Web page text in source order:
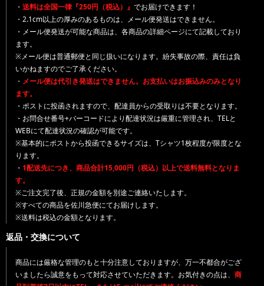
・ 送料は全国一律『250円（税込）』 でお届けできます！
・2.1cm以上の厚みのあるものは、メール便発送はできません。
・メール便発送が可能な商品は、各商品の詳細ページにて記載しており
ます。
※メール便は普通郵便と同じ扱いになります。紛失事故の際、責任は負
いかねますのでご了承ください。
・ メール便は代引き発送はできません。お支払いはお振込みのみとなり
ます。
・ポストに投函されますので、配達員からの受取りは不要となります。
・お問合せ番号+バーコードにより配達状況は厳重に管理され、TELと
WEBにて配達状況の確認が可能です。
※基本的にポストから投函できるサイズは、Tシャツ1枚程度が限度とな
ります。
・ 1配送先につき、商品合計15,000円（税込）以上で送料無料となりま
す。
※ご注文完了後、正規の金額を別途ご連絡いたします。
※すべての商品を佐川急便にてお届けします。
※送料は税込の金額となります。
返品・交換について
商品には厳格な管理のもと十分注意しておりますが、万一不都合がござ
いましたら誠意をもって対応させていただきます。お気付きの点は、 商